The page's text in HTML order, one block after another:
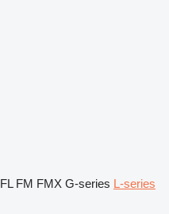
FL FM FMX G-series L-series